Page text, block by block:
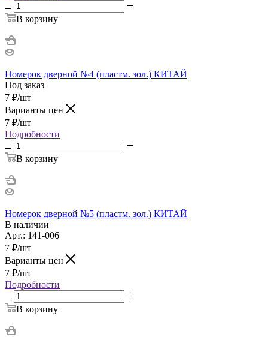
В корзину
Номерок дверной №4 (пластм. зол.) КИТАЙ
Под заказ
7 ₽/шт
Варианты цен
7 ₽/шт
Подробности
В корзину
Номерок дверной №5 (пластм. зол.) КИТАЙ
В наличии
Арт.: 141-006
7 ₽/шт
Варианты цен
7 ₽/шт
Подробности
В корзину